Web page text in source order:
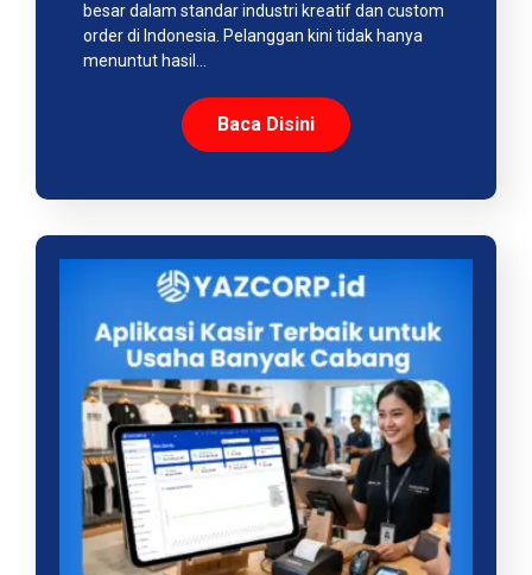
besar dalam standar industri kreatif dan custom
order di Indonesia. Pelanggan kini tidak hanya
menuntut hasil…
Baca Disini